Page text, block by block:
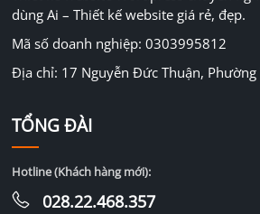
dùng Ai – Thiết kế website giá rẻ, đẹp.
Mã số doanh nghiệp: 0303995812
Địa chỉ: 17 Nguyễn Đức Thuận, Phường
TỔNG ĐÀI
Hotline (Khách hàng mới):
028.22.468.357